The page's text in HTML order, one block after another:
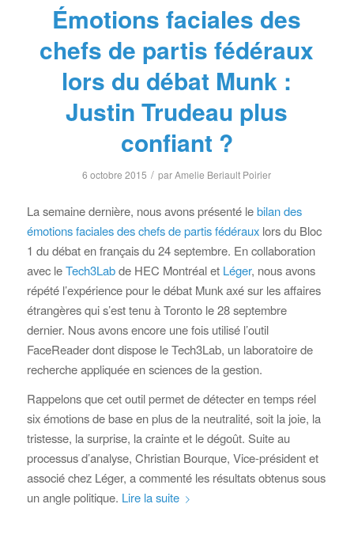
Émotions faciales des
chefs de partis fédéraux
lors du débat Munk :
Justin Trudeau plus
confiant ?
6 octobre 2015 / parAmelie Beriault Poirier
La semaine dernière, nous avons présenté lebilan des
émotions faciales des chefs de partis fédérauxlors du Bloc
1 du débat en français du 24 septembre. En collaboration
avec leTech3Labde HEC Montréal et Léger, nous avons
répété l’expérience pour le débat Munk axé sur les affaires
étrangères qui s’est tenu à Toronto le 28 septembre
dernier. Nous avons encore une fois utilisé l’outil
FaceReader dont dispose le Tech3Lab, un laboratoire de
recherche appliquée en sciences de la gestion.
Rappelons que cet outil permet de détecter en temps réel
six émotions de base en plus de la neutralité, soit la joie, la
tristesse, la surprise, la crainte et le dégoût. Suite au
processus d’analyse, Christian Bourque, Vice-président et
associé chez Léger, a commenté les résultats obtenus sous
un angle politique. Lire la suite